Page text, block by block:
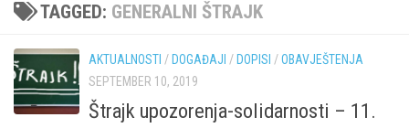
TAGGED: GENERALNI ŠTRAJK
AKTUALNOSTI / DOGAĐAJI / DOPISI /OBAVJEŠTENJA
SEPTEMBER 10, 2019
Štrajk upozorenja-solidarnosti – 11.